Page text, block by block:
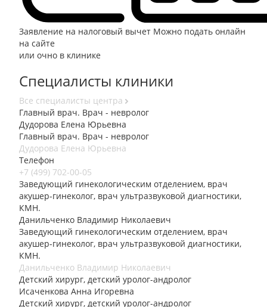
Заявление на налоговый вычет Можно подать онлайн
на сайте
или очно в клинике
Специалисты клиники
Все специалисты центра
Главный врач. Врач - невролог
Дудорова Елена Юрьевна
Главный врач. Врач - невролог
Дудорова Елена Юрьевна
Телефон
+7 (499) 702-00-05
Заведующий гинекологическим отделением, врач
акушер-гинеколог, врач ультразвуковой диагностики,
КМН.
Данильченко Владимир Николаевич
Заведующий гинекологическим отделением, врач
акушер-гинеколог, врач ультразвуковой диагностики,
КМН.
Данильченко Владимир Николаевич
Детский хирург, детский уролог-андролог
Исаченкова Анна Игоревна
Детский хирург, детский уролог-андролог